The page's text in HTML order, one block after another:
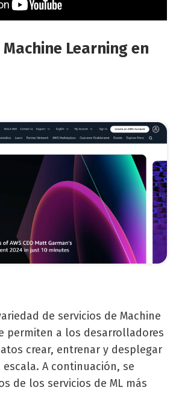
Learning en
de servicios de Machine
permiten a los desarrolladores
crear, entrenar y desplegar
escala. A continuación, se
de los servicios de ML más